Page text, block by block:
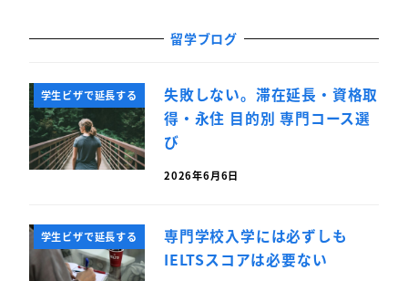
留学ブログ
学生ビザで延長する
失敗しない。滞在延長・資格取
得・永住 目的別 専門コース選
び
2026年6月6日
学生ビザで延長する
専門学校入学には必ずしも
IELTSスコアは必要ない